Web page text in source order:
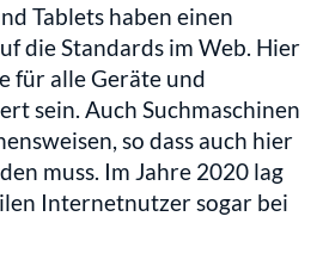
Tablets haben einen
die Standards im Web. Hier
für alle Geräte und
sein. Auch Suchmaschinen
so dass auch hier
muss. Im Jahre 2020 lag
Internetnutzer sogar bei